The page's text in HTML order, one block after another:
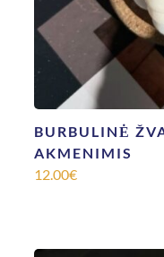
BURBULINĖ
AKMENIMIS
12.00€